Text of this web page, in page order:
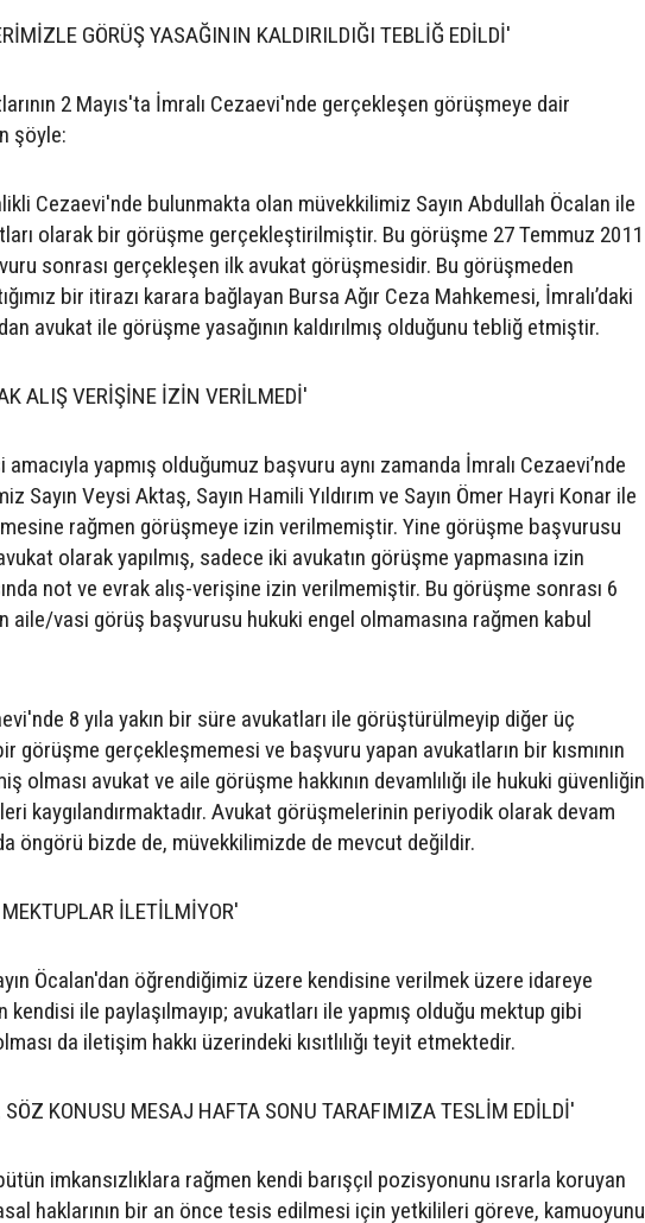
GÖRÜŞ YASAĞININ KALDIRILDIĞI TEBLİĞ EDİLDİ'
2 Mayıs'ta İmralı Cezaevi'nde gerçekleşen görüşmeye dair
şöyle:
Cezaevi'nde bulunmakta olan müvekkilimiz Sayın Abdullah Öcalan ile
olarak bir görüşme gerçekleştirilmiştir. Bu görüşme 27 Temmuz 2011
sonrası gerçekleşen ilk avukat görüşmesidir. Bu görüşmeden
bir itirazı karara bağlayan Bursa Ağır Ceza Mahkemesi, İmralı’daki
avukat ile görüşme yasağının kaldırılmış olduğunu tebliğ etmiştir.
ALIŞ VERİŞİNE İZİN VERİLMEDİ'
yapmış olduğumuz başvuru aynı zamanda İmralı Cezaevi’nde
Sayın Veysi Aktaş, Sayın Hamili Yıldırım ve Sayın Ömer Hayri Konar ile
rağmen görüşmeye izin verilmemiştir. Yine görüşme başvurusu
olarak yapılmış, sadece iki avukatın görüşme yapmasına izin
not ve evrak alış-verişine izin verilmemiştir. Bu görüşme sonrası 6
aile/vasi görüş başvurusu hukuki engel olmamasına rağmen kabul
8 yıla yakın bir süre avukatları ile görüştürülmeyip diğer üç
görüşme gerçekleşmemesi ve başvuru yapan avukatların bir kısmının
olması avukat ve aile görüşme hakkının devamlılığı ile hukuki güvenliğin
kaygılandırmaktadır. Avukat görüşmelerinin periyodik olarak devam
öngörü bizde de, müvekkilimizde de mevcut değildir.
İLETİLMİYOR'
Öcalan'dan öğrendiğimiz üzere kendisine verilmek üzere idareye
kendisi ile paylaşılmayıp; avukatları ile yapmış olduğu mektup gibi
da iletişim hakkı üzerindeki kısıtlılığı teyit etmektedir.
SÖZ KONUSU MESAJ HAFTA SONU TARAFIMIZA TESLİM EDİLDİ'
imkansızlıklara rağmen kendi barışçıl pozisyonunu ısrarla koruyan
haklarının bir an önce tesis edilmesi için yetkilileri göreve, kamuoyunu